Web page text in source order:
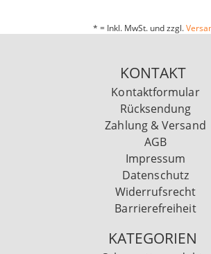
* = Inkl. MwSt. und zzgl.
KONTAKT
Kontaktformular
Rücksendung
Zahlung & Versand
AGB
Impressum
Datenschutz
Widerrufsrecht
Barrierefreiheit
KATEGORIEN